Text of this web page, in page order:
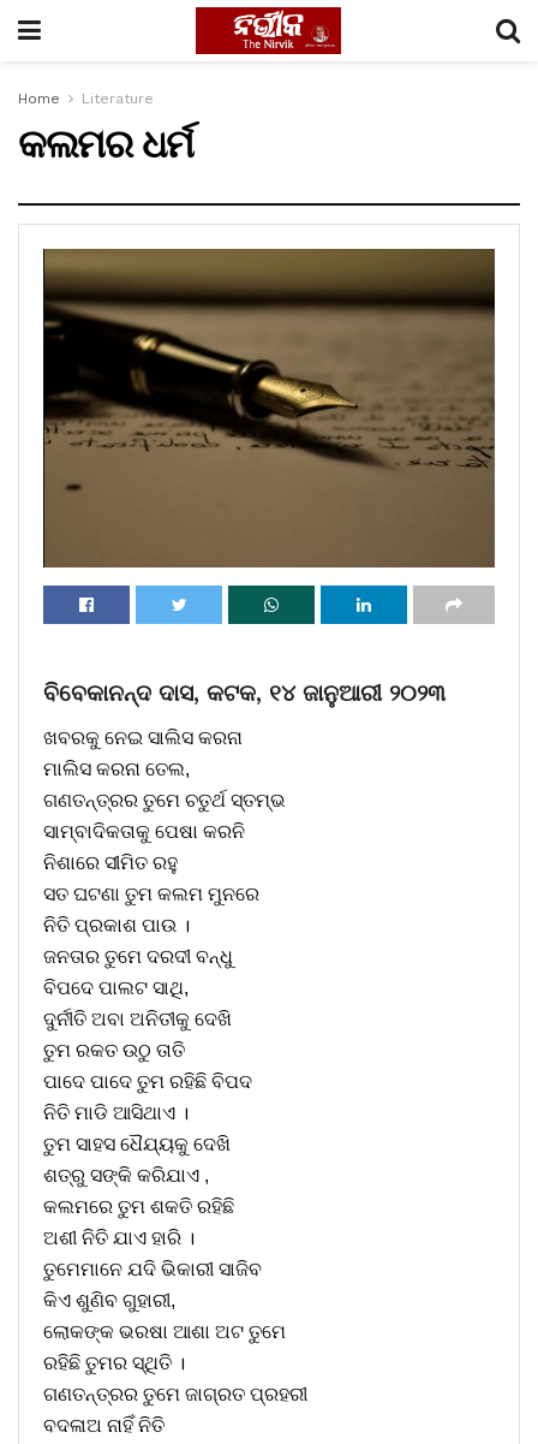
Home Literature
କଲମର ଧର୍ମ
ବିବେକାନନ୍ଦ ଦାସ, କଟକ, ୧୪ ଜାନୁଆରୀ ୨୦୨୩
ଖବରକୁ ନେଇ ସାଲିସ କରନା
ମାଲିସ କରନା ତେଲ,
ଗଣତନ୍ତ୍ରର ତୁମେ ଚତୁର୍ଥ ସ୍ତମ୍ଭ
ସାମ୍ବାଦିକତାକୁ ପେଷା କରନି
ନିଶାରେ ସୀମିତ ରହୁ
ସତ ଘଟଣା ତୁମ କଲମ ମୁନରେ
ନିତି ପ୍ରକାଶ ପାଉ ।
ଜନତାର ତୁମେ ଦରଦୀ ବନ୍ଧୁ
ବିପଦେ ପାଲଟ ସାଥି,
ଦୁର୍ନୀତି ଅବା ଅନିତୀକୁ ଦେଖି
ତୁମ ରକତ ଉଠୁ ତାତି
ପାଦେ ପାଦେ ତୁମ ରହିଛି ବିପଦ
ନିତି ମାଡି ଆସିଥାଏ ।
ତୁମ ସାହସ ଧୈଯ୍ୟକୁ ଦେଖି
ଶତ୍ରୁ ସଙ୍କି କରିଯାଏ ,
କଲମରେ ତୁମ ଶକତି ରହିଛି
ଅଶୀ ନିତି ଯାଏ ହାରି ।
ତୁମେମାନେ ଯଦି ଭିକାରୀ ସାଜିବ
କିଏ ଶୁଣିବ ଗୁହାରୀ,
ଲୋକଙ୍କ ଭରଷା ଆଶା ଅଟ ତୁମେ
ରହିଛି ତୁମର ସ୍ଥିତି ।
ଗଣତନ୍ତ୍ରର ତୁମେ ଜାଗ୍ରତ ପ୍ରହରୀ
ବଦଳାଅ ନାହିଁ ନିତି